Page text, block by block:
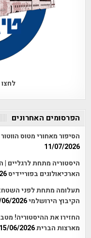
הפרסומים האחרונים
הסיפור מאחורי מטוס
11/07/2026
היסטוריה מתחת לרגליים
הארכיאולוגים בפוריידיס
תעלומה מתחת לפני
הקיבוץ הירושלמי2026
החזירו את ההיסטוריה!
מארצות הברית15/06/2026